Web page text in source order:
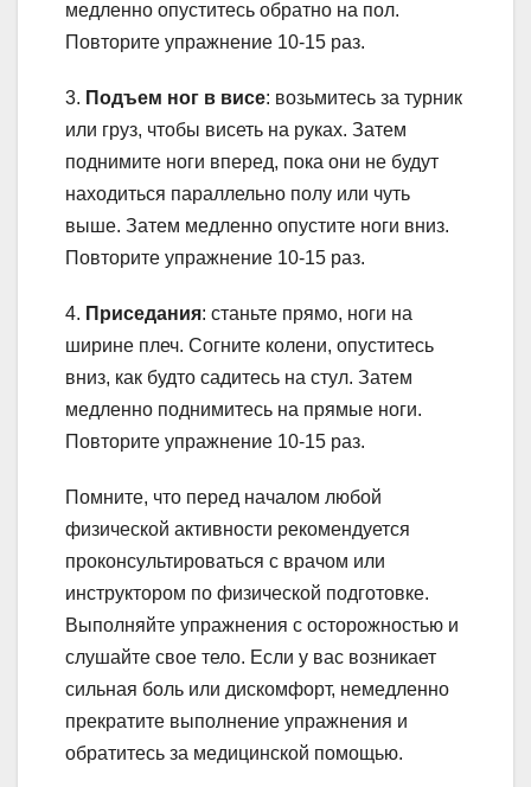
медленно опуститесь обратно на пол.
Повторите упражнение 10-15 раз.
3. Подъем ног в висе: возьмитесь за турник
или груз, чтобы висеть на руках. Затем
поднимите ноги вперед, пока они не будут
находиться параллельно полу или чуть
выше. Затем медленно опустите ноги вниз.
Повторите упражнение 10-15 раз.
4. Приседания: станьте прямо, ноги на
ширине плеч. Согните колени, опуститесь
вниз, как будто садитесь на стул. Затем
медленно поднимитесь на прямые ноги.
Повторите упражнение 10-15 раз.
Помните, что перед началом любой
физической активности рекомендуется
проконсультироваться с врачом или
инструктором по физической подготовке.
Выполняйте упражнения с осторожностью и
слушайте свое тело. Если у вас возникает
сильная боль или дискомфорт, немедленно
прекратите выполнение упражнения и
обратитесь за медицинской помощью.